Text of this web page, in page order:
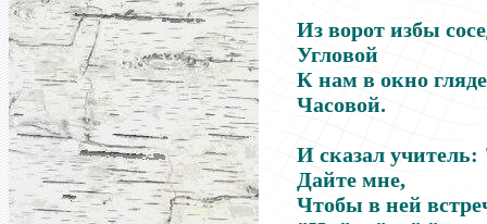
Из ворот избы
Угловой
К нам в окно
Часовой.
И сказал
Дайте мне,
Чтобы в ней